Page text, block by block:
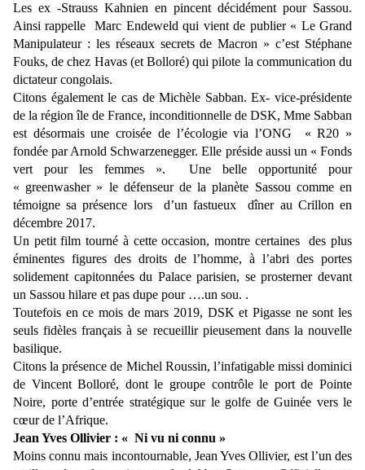
Les ex -Strauss Kahnien en pincent décidément pour Sassou.
Ainsi rappelle Marc Endeweld qui vient de publier « Le Grand
Manipulateur : les réseaux secrets de Macron » c’est Stéphane
Fouks, de chez Havas (et Bolloré) qui pilote la communication du
dictateur congolais.
Citons également le cas de Michèle Sabban. Ex- vice-présidente
de la région île de France, inconditionnelle de DSK, Mme Sabban
est désormais une croisée de l’écologie via l’ONG « R20 »
fondée par Arnold Schwarzenegger. Elle préside aussi un « Fonds
vert pour les femmes ». Une belle opportunité pour
« greenwasher » le défenseur de la planète Sassou comme en
témoigne sa présence lors d’un fastueux dîner au Crillon en
décembre 2017.
Un petit film tourné à cette occasion, montre certaines des plus
éminentes figures des droits de l’homme, à l’abri des portes
solidement capitonnées du Palace parisien, se prosterner devant
un Sassou hilare et pas dupe pour ….un sou. .
Toutefois en ce mois de mars 2019, DSK et Pigasse ne sont les
seuls fidèles français à se recueillir pieusement dans la nouvelle
basilique.
Citons la présence de Michel Roussin, l’infatigable missi dominici
de Vincent Bolloré, dont le groupe contrôle le port de Pointe
Noire, porte d’entrée stratégique sur le golfe de Guinée vers le
cœur de l’Afrique.
Jean Yves Ollivier : « Ni vu ni connu »
Moins connu mais incontournable, Jean Yves Ollivier, est l’un des